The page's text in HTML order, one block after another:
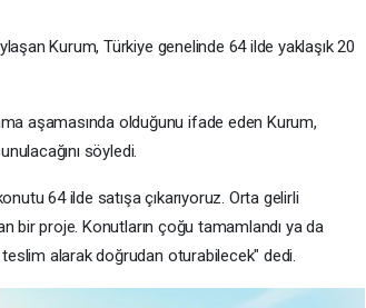
Kurum, Türkiye genelinde 64 ilde yaklaşık 20
aşamasında olduğunu ifade eden Kurum,
söyledi.
64 ilde satışa çıkarıyoruz. Orta gelirli
bir proje. Konutların çoğu tamamlandı ya da
alarak doğrudan oturabilecek" dedi.